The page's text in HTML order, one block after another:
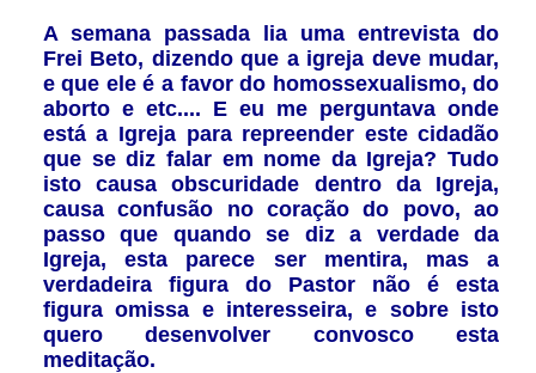
A semana passada lia uma entrevista do
Frei Beto, dizendo que a igreja deve mudar,
e que ele é a favor do homossexualismo, do
aborto e etc.... E eu me perguntava onde
está a Igreja para repreender este cidadão
que se diz falar em nome da Igreja? Tudo
isto causa obscuridade dentro da Igreja,
causa confusão no coração do povo, ao
passo que quando se diz a verdade da
Igreja, esta parece ser mentira, mas a
verdadeira figura do Pastor não é esta
figura omissa e interesseira, e sobre isto
quero desenvolver convosco esta
meditação.